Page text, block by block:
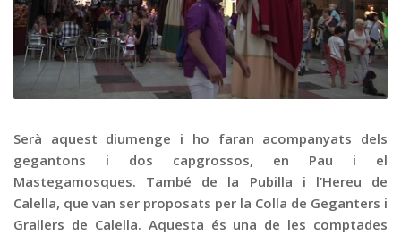
Publicitat
Contacte
Serà aquest diumenge i ho faran acompanyats dels
gegantons i dos capgrossos, en Pau i el
Mastegamosques. També de la Pubilla i l’Hereu de
Calella, que van ser proposats per la Colla de Geganters i
Grallers de Calella. Aquesta és una de les comptades